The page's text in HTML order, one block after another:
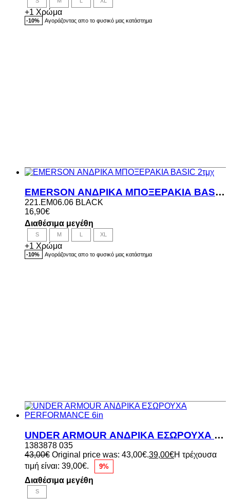
+1 Χρώμα
-10% Αγοράζοντας απο το φυσικό μας κατάστημα
EMERSON ΑΝΔΡΙΚΑ ΜΠΟΞΕΡΑΚΙΑ BASIC 2τμχ
221.EM06.06 BLACK
16,90€
Διαθέσιμα μεγέθη
S M L XL
+1 Χρώμα
-10% Αγοράζοντας απο το φυσικό μας κατάστημα
UNDER ARMOUR ΑΝΔΡΙΚΑ ΕΣΩΡΟΥΧΑ PERFORMANCE 6in
1383878 035
43,00€ Original price was: 43,00€.39,00€Η τρέχουσα
τιμή είναι: 39,00€.
9%
Διαθέσιμα μεγέθη
S